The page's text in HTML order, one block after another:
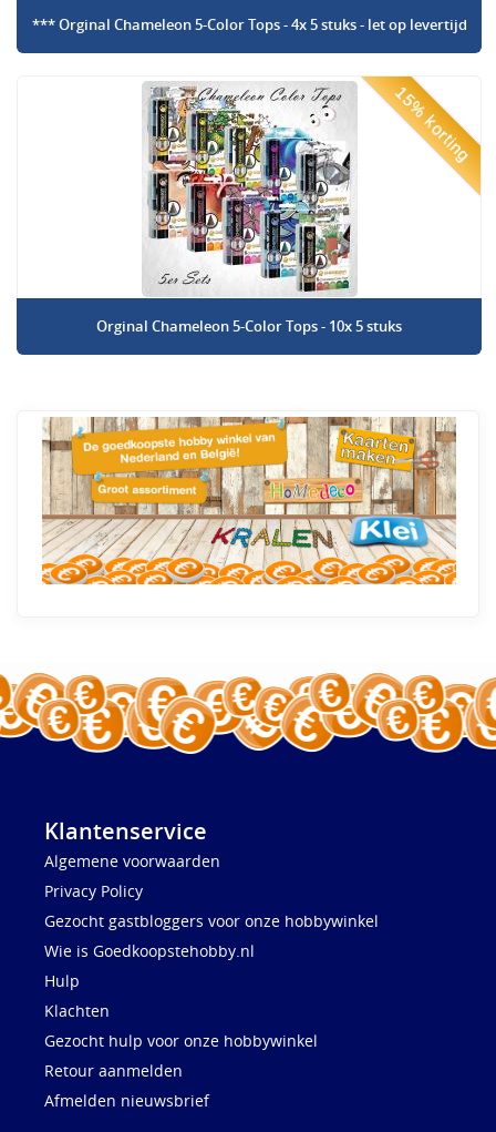
*** Orginal Chameleon 5-Color Tops - 4x 5 stuks - let op levertijd
15% korting
Orginal Chameleon 5-Color Tops - 10x 5 stuks
Klantenservice
Algemene voorwaarden
Privacy Policy
Gezocht gastbloggers voor onze hobbywinkel
Wie is Goedkoopstehobby.nl
Hulp
Klachten
Gezocht hulp voor onze hobbywinkel
Retour aanmelden
Afmelden nieuwsbrief